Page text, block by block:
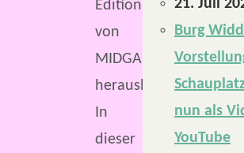
Edition
von
MIDGARD
herausbringen.
In
dieser
21. Juli
Burg
nun als
YouTube